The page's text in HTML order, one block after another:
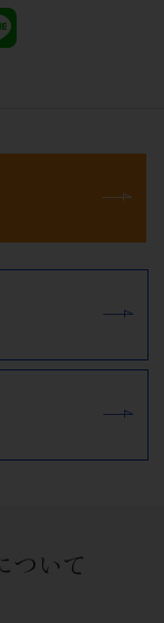
ついて